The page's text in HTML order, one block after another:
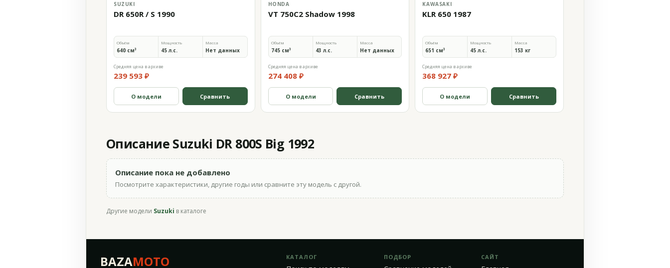
SUZUKI
DR 650R / S 1990
Объём
640 см³
Мощность
45 л.с.
Масса
Нет данных
Средняя цена в архиве
239 593 ₽
О модели Сравнить
HONDA
VT 750C2 Shadow 1998
Объём
745 см³
Мощность
43 л.с.
Масса
Нет данных
Средняя цена в архиве
274 408 ₽
О модели Сравнить
KAWASAKI
KLR 650 1987
Объём
651 см³
Мощность
45 л.с.
Масса
153 кг
Средняя цена в архиве
368 927 ₽
О модели Сравнить
Описание Suzuki DR 800S Big 1992
Описание пока не добавлено
Посмотрите характеристики, другие годы или сравните эту модель с другой.
Другие модели Suzuki в каталоге
BAZAMOTO КАТАЛОГ ПОДБОР САЙТ